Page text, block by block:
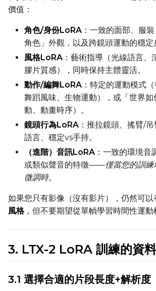
Toggle
Toggle
Toggle
Toggle
價值：
角色/身份LoRA ：一致的面部、服
角色」外觀，以及跨鏡頭運動的穩定
風格LoRA ：藝術指導（光線語言、
膠片質感），同時保持主體靈活。
動作/編舞LoRA ：特定的運動模式
舞蹈風味、生物運動），或「世界
動、動畫時序）。
鏡頭行為LoRA ：推拉鏡頭、搖臂/
語言、穩定vs手持。
（進階）音訊LoRA ：一致的環境音
或類似聲音的特徵——僅當您的訓
微調時。
如果您只有影像（沒有影片），仍然可以
風格，但不要期望從單幀學習時間性運動
3. LTX-2 LoRA 訓練的資
3.1 選擇合適的片段長度+解析度